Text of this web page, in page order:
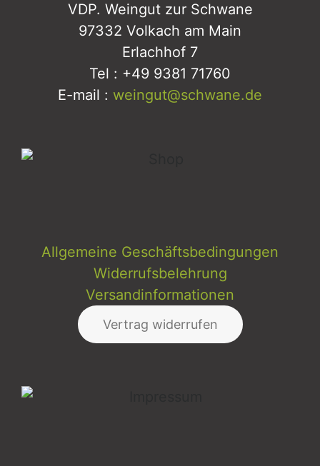
VDP. Weingut zur Schwane
97332 Volkach am Main
Erlachhof 7
Tel : +49 9381 71760
E-mail : weingut@schwane.de
Allgemeine Geschäftsbedingungen
Widerrufsbelehrung
Versandinformationen
Vertrag widerrufen